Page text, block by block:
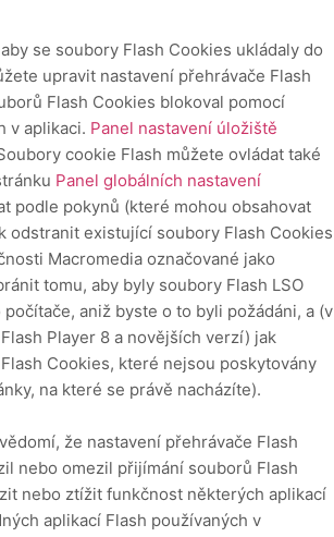
se soubory Flash Cookies ukládaly do
upravit nastavení přehrávače Flash
Flash Cookies blokoval pomocí
v aplikaci. Panel nastavení úložiště
cookie Flash můžete ovládat také
Panel globálních nastavení
podle pokynů (které mohou obsahovat
odstranit existující soubory Flash Cookies
Macromedia označované jako
tomu, aby byly soubory Flash LSO
aniž byste o to byli požádáni, a (v
Player 8 a novějších verzí) jak
Cookies, které nejsou poskytovány
na které se právě nacházíte).
že nastavení přehrávače Flash
nebo omezil přijímání souborů Flash
nebo ztížit funkčnost některých aplikací
aplikací Flash používaných v